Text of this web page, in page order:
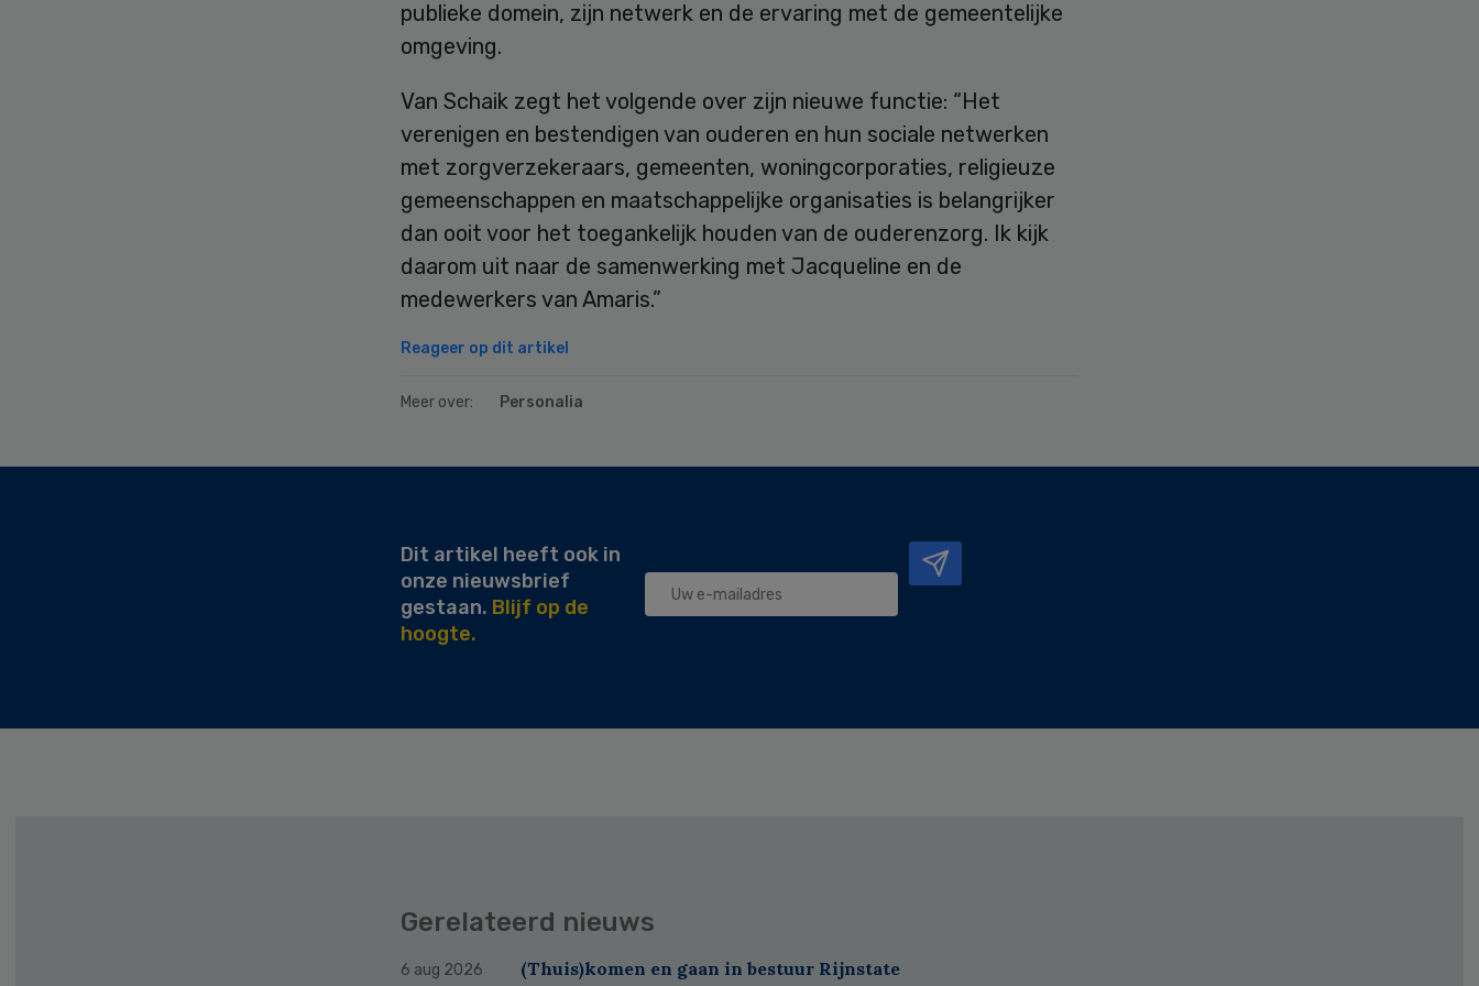
publieke domein, zijn netwerk en de ervaring met de gemeentelijke
omgeving.
Van Schaik zegt het volgende over zijn nieuwe functie: “Het
verenigen en bestendigen van ouderen en hun sociale netwerken
met zorgverzekeraars, gemeenten, woningcorporaties, religieuze
gemeenschappen en maatschappelijke organisaties is belangrijker
dan ooit voor het toegankelijk houden van de ouderenzorg. Ik kijk
daarom uit naar de samenwerking met Jacqueline en de
medewerkers van Amaris.”
Reageer op dit artikel
Meer over: Personalia
Dit artikel heeft ook in
onze nieuwsbrief
gestaan. Blijf op de
hoogte.
Gerelateerd nieuws
6 aug 2026 (Thuis)komen en gaan in bestuur Rijnstate